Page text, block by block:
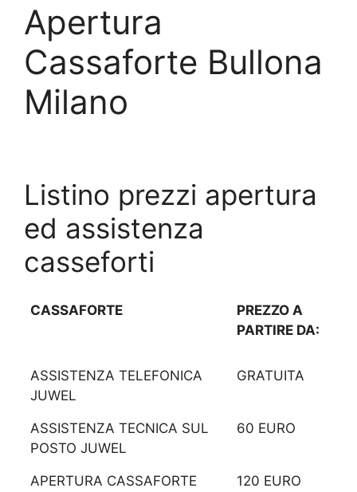
Apertura
Cassaforte Bullona
Milano
Listino prezzi apertura
ed assistenza
casseforti
CASSAFORTE
PREZZO A
PARTIRE DA:
ASSISTENZA TELEFONICA
JUWEL
GRATUITA
ASSISTENZA TECNICA SUL
POSTO JUWEL
60 EURO
APERTURA CASSAFORTE
120 EURO